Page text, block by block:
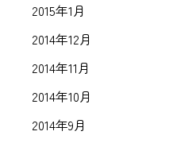
2015年1月
2014年12月
2014年11月
2014年10月
2014年9月